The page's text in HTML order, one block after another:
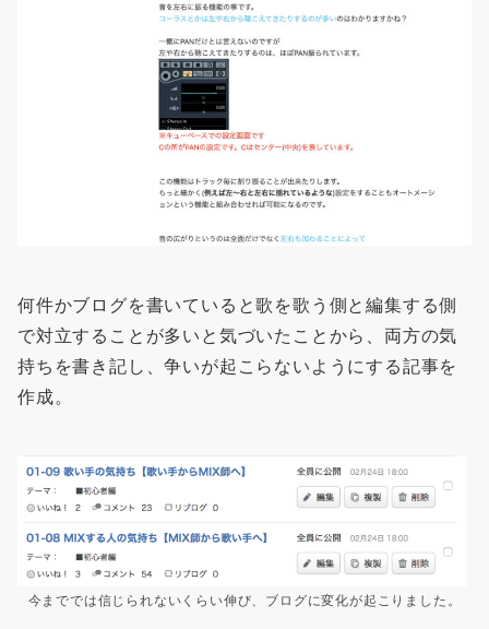
何件かブログを書いていると歌を歌う側と編集する側
で対立することが多いと気づいたことから、両方の気
持ちを書き記し、争いが起こらないようにする記事を
作成。
今まででは信じられないくらい伸び、ブログに変化が起こりました。